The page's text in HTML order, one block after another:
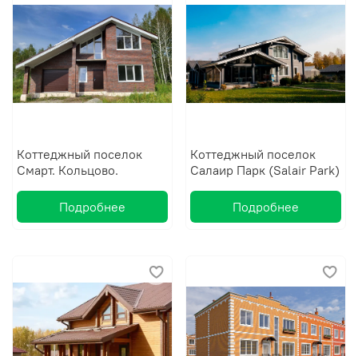
Коттеджный поселок
Смарт. Кольцово.
Подробнее
Коттеджный поселок
Салаир Парк (Salair Park)
Подробнее